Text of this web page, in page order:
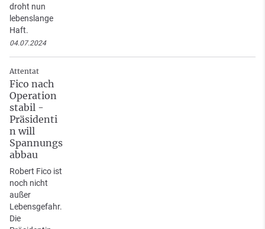
droht nun
lebenslange
Haft.
04.07.2024
Attentat
Fico nach
Operation
stabil -
Präsidenti
n will
Spannungs
abbau
Robert Fico ist
noch nicht
außer
Lebensgefahr.
Die